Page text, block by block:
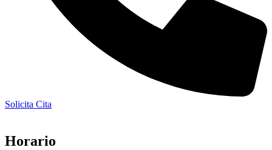
Solicita Cita
Horario